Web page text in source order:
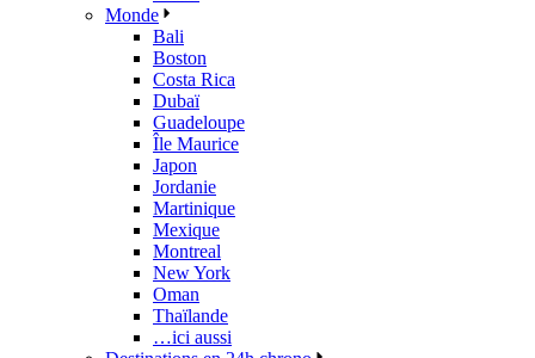
Monde
Bali
Boston
Costa Rica
Dubaï
Guadeloupe
Île Maurice
Japon
Jordanie
Martinique
Mexique
Montreal
New York
Oman
Thaïlande
…ici aussi